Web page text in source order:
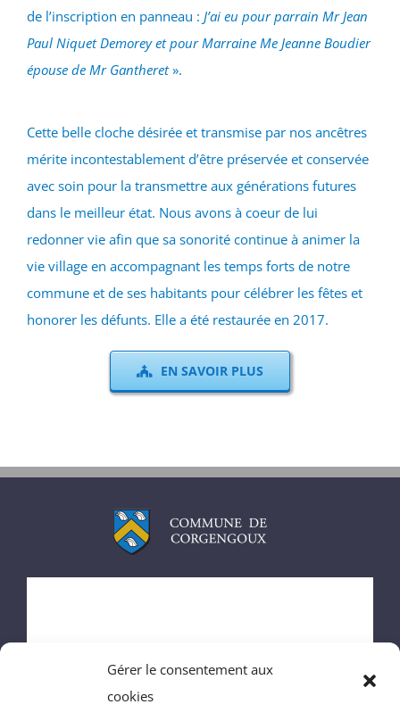
Gérer le consentement aux
cookies
de l’inscription en panneau : J’ai eu pour parrain Mr Jean
Paul Niquet Demorey et pour Marraine Me Jeanne Boudier
épouse de Mr Gantheret».
Cette belle cloche désirée et transmise par nos ancêtres
mérite incontestablement d’être préservée et conservée
avec soin pour la transmettre aux générations futures
dans le meilleur état. Nous avons à coeur de lui
redonner vie afin que sa sonorité continue à animer la
vie village en accompagnant les temps forts de notre
commune et de ses habitants pour célébrer les fêtes et
honorer les défunts. Elle a été restaurée en 2017.
EN SAVOIR PLUS